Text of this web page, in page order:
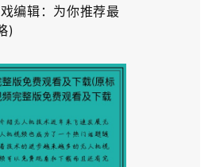
编辑：为你推荐最
)